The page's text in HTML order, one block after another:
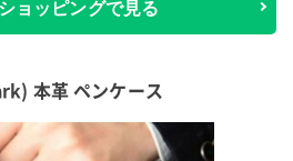
ョッピングで見る
本革 ペンケース